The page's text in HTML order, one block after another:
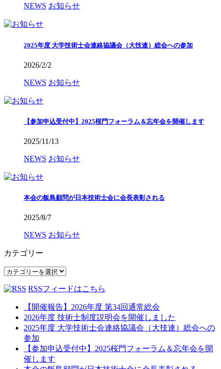
NEWS お知らせ
2025年度 大学技術士会連絡協議会（大技連）総会への参加
2026/2/2
NEWS お知らせ
【参加申込受付中】2025桜門フォーラム＆忘年会を開催します
2025/11/13
NEWS お知らせ
本会の飯島顧問が日本技術士会に会長表彰される
2025/8/7
NEWS お知らせ
カテゴリー
カ
ゴ
RSSフィードはこちら
【開催報告】2026年度 第34回通常総会
2026年度 技術士制度説明会を開催しました
2025年度 大学技術士会連絡協議会（大技連）総会への
参加
【参加申込受付中】2025桜門フォーラム＆忘年会を開
催します